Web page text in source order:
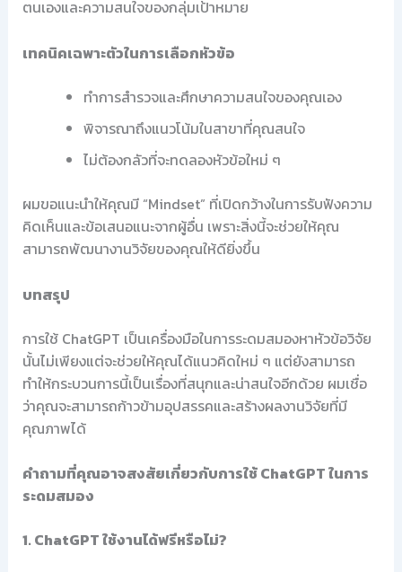
ตนเองและความสนใจของกลุ่มเป้าหมาย
เทคนิคเฉพาะตัวในการเลือกหัวข้อ
ทำการสำรวจและศึกษาความสนใจของคุณเอง
พิจารณาถึงแนวโน้มในสาขาที่คุณสนใจ
ไม่ต้องกลัวที่จะทดลองหัวข้อใหม่ ๆ
ผมขอแนะนำให้คุณมี “Mindset” ที่เปิดกว้างในการรับฟังความ
คิดเห็นและข้อเสนอแนะจากผู้อื่น เพราะสิ่งนี้จะช่วยให้คุณ
สามารถพัฒนางานวิจัยของคุณให้ดียิ่งขึ้น
บทสรุป
การใช้ ChatGPT เป็นเครื่องมือในการระดมสมองหาหัวข้อวิจัย
นั้นไม่เพียงแต่จะช่วยให้คุณได้แนวคิดใหม่ ๆ แต่ยังสามารถ
ทำให้กระบวนการนี้เป็นเรื่องที่สนุกและน่าสนใจอีกด้วย ผมเชื่อ
ว่าคุณจะสามารถก้าวข้ามอุปสรรคและสร้างผลงานวิจัยที่มี
คุณภาพได้
คำถามที่คุณอาจสงสัยเกี่ยวกับการใช้ ChatGPT ในการ
ระดมสมอง
1. ChatGPT ใช้งานได้ฟรีหรือไม่?